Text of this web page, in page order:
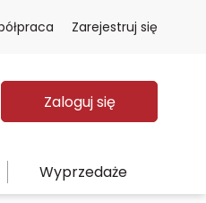
Zarejestruj się
Zaloguj się
Wyprzedaże